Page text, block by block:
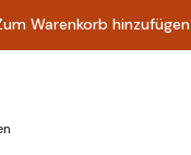
Warenkorb hinzufügen